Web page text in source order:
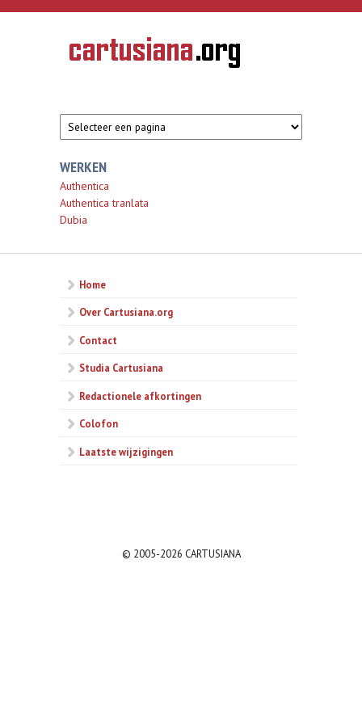
Overslaan en naar de inhoud gaan
CARTUSIANA
Geschiedenis
van de
WERKEN
Authentica
Authentica tranlata
Dubia
Home
Over Cartusiana.org
Contact
Studia Cartusiana
Redactionele afkortingen
Colofon
Laatste wijzigingen
© 2005-2026 CARTUSIANA